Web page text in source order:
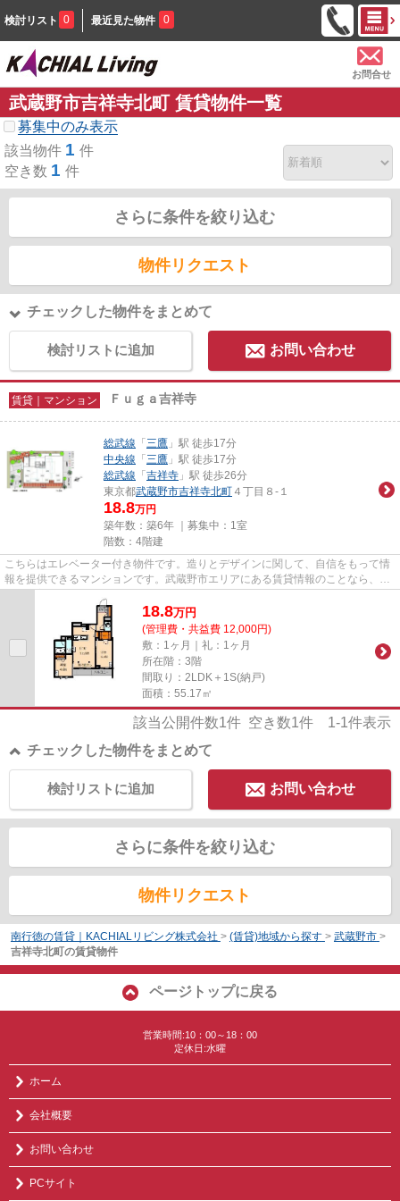
検討リスト 0 最近見た物件 0
お問合せ
武蔵野市吉祥寺北町 賃貸物件一覧
募集中のみ表示
該当物件 1 件
空き数 1 件
さらに条件を絞り込む
物件リクエスト
チェックした物件をまとめて
検討リストに追加 お問い合わせ
賃貸｜マンション Ｆｕｇａ吉祥寺
総武線 「 三鷹 」駅 徒歩17分
中央線 「 三鷹 」駅 徒歩17分
総武線 「 吉祥寺 」駅 徒歩26分
東京都武蔵野市吉祥寺北町 ４丁目８-１
18.8万円
築年数：築6年 ｜募集中： 1室
階数：4階建
こちらはエレベーター付き物件です。造りとデザインに関して、自信をもって情
報を提供できるマンションです。武蔵野市エリアにある賃貸情報のことなら、地
18.8万円
(管理費・共益費 12,000円)
敷：1ヶ月｜礼：1ヶ月
所在階：3階
間取り：2LDK＋1S(納戸)
面積：55.17㎡
該当公開件数1件 空き数1件 1-1件表示
チェックした物件をまとめて
お問い合わせ
検討リストに追加
さらに条件を絞り込む
物件リクエスト
南行徳の賃貸｜KACHIALリビング株式会社 > (賃貸)地域から探す > 武蔵野市 >
吉祥寺北町の賃貸物件
ページトップに戻る
営業時間:10：00～18：00
定休日:水曜
ホーム
会社概要
お問い合わせ
PCサイト